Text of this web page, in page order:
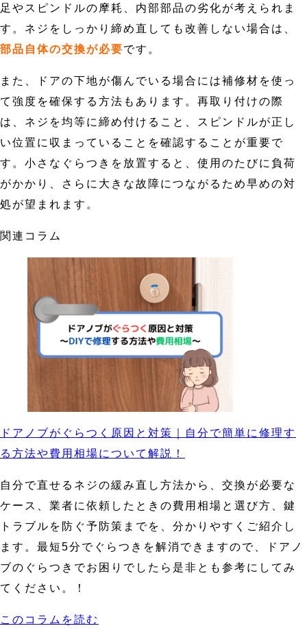
足やスピンドルの摩耗、内部部品の劣化が考えられま
す。ネジをしっかり締め直しても改善しない場合は、
部品自体の交換が必要です。
また、ドアの下地が傷んでいる場合には補修材を使っ
て強度を確保する方法もあります。再取り付けの際
は、ネジを均等に締め付けること、スピンドルが正し
い位置に収まっていることを確認することが重要で
す。小さなぐらつきを放置すると、使用のたびに負荷
がかかり、さらに大きな故障につながるため早めの対
処が望まれます。
関連コラム
ドアノブがぐらつく原因と対策｜自分で簡単に修理す
る方法や費用相場について解説！
自分で直せるネジの緩み直し方法から、交換が必要な
ケース、業者に依頼したときの費用相場と選び方、鍵
トラブルを防ぐ予防策までを、分かりやすくご紹介し
ます。最短5分でぐらつきを解消できますので、ドアノ
ブのぐらつきでお困りでしたら是非とも参考にしてみ
てください。！
このコラムを読む